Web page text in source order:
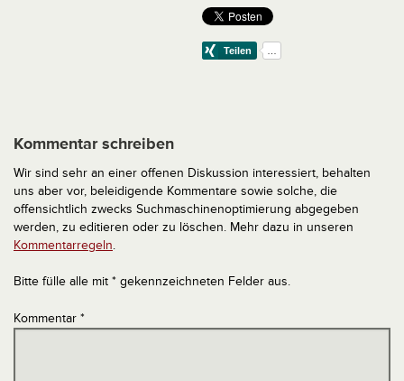
Kommentar schreiben
Wir sind sehr an einer offenen Diskussion interessiert, behalten
uns aber vor, beleidigende Kommentare sowie solche, die
offensichtlich zwecks Suchmaschinenoptimierung abgegeben
werden, zu editieren oder zu löschen. Mehr dazu in unseren
Kommentarregeln.
Bitte fülle alle mit * gekennzeichneten Felder aus.
Kommentar *